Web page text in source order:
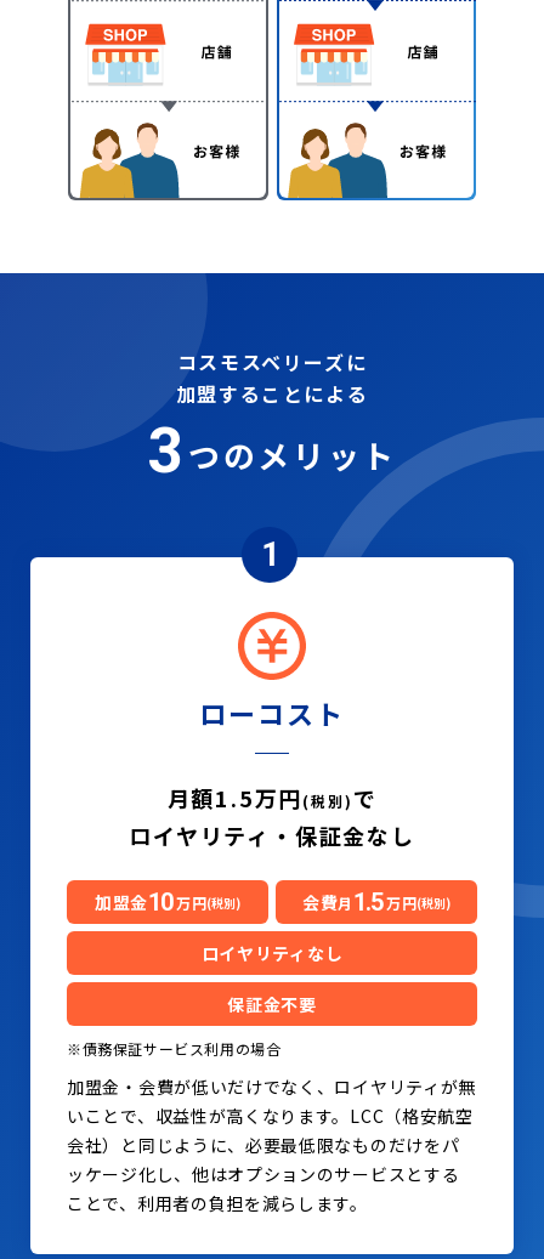
コスモスベリーズに
加盟することによる
3つのメリット
1
ローコスト
月額1.5万円(税別) で
ロイヤリティ・保証金なし
加盟金10万円(税別) 会費月 1.5万円(税別)
ロイヤリティなし
保証金不要
※債務保証サービス利用の場合
加盟金・会費が低いだけでなく、ロイヤリティが無
いことで、収益性が高くなります。LCC（格安航空
会社）と同じように、必要最低限なものだけをパ
ッケージ化し、他はオプションのサービスとする
ことで、利用者の負担を減らします。